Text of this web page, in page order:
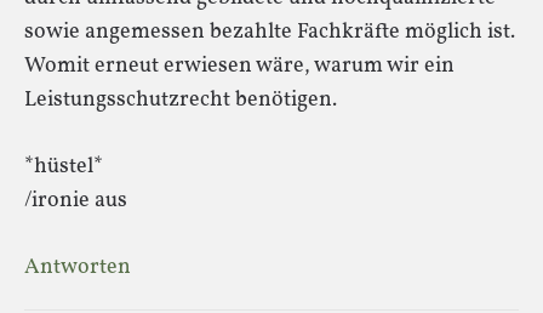
sowie angemessen bezahlte Fachkräfte möglich ist.
Womit erneut erwiesen wäre, warum wir ein
Leistungsschutzrecht benötigen.
*hüstel*
/ironie aus
Antworten